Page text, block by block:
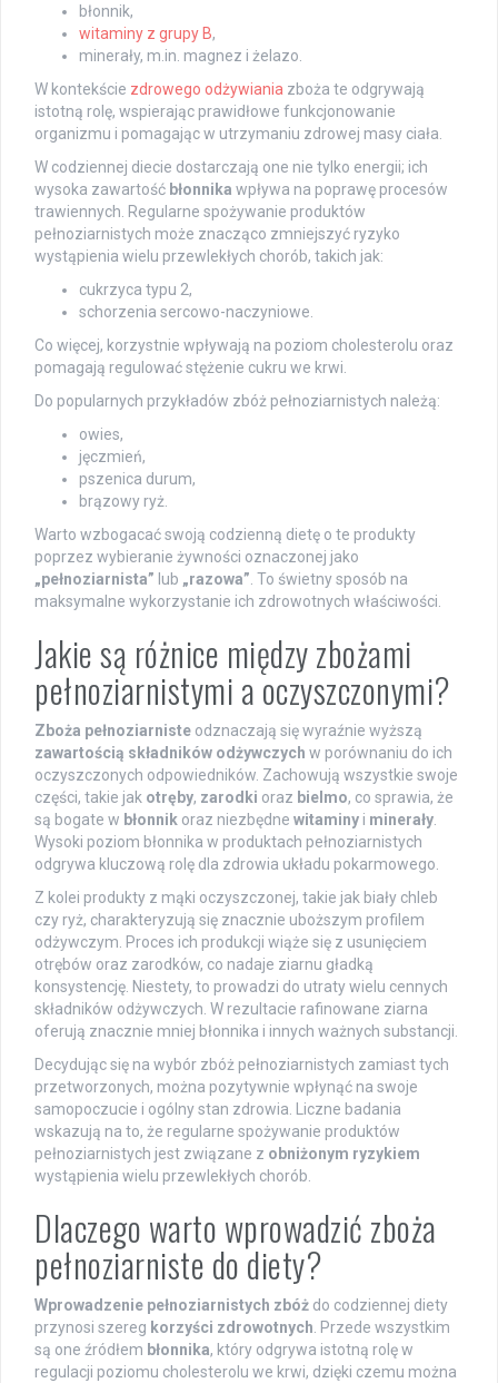
błonnik,
witaminy z grupy B,
minerały, m.in. magnez i żelazo.
W kontekście zdrowego odżywiania zboża te odgrywają
istotną rolę, wspierając prawidłowe funkcjonowanie
organizmu i pomagając w utrzymaniu zdrowej masy ciała.
W codziennej diecie dostarczają one nie tylko energii; ich
wysoka zawartość błonnika wpływa na poprawę procesów
trawiennych. Regularne spożywanie produktów
pełnoziarnistych może znacząco zmniejszyć ryzyko
wystąpienia wielu przewlekłych chorób, takich jak:
cukrzyca typu 2,
schorzenia sercowo-naczyniowe.
Co więcej, korzystnie wpływają na poziom cholesterolu oraz
pomagają regulować stężenie cukru we krwi.
Do popularnych przykładów zbóż pełnoziarnistych należą:
owies,
jęczmień,
pszenica durum,
brązowy ryż.
Warto wzbogacać swoją codzienną dietę o te produkty
poprzez wybieranie żywności oznaczonej jako
„pełnoziarnista” lub „razowa” . To świetny sposób na
maksymalne wykorzystanie ich zdrowotnych właściwości.
Jakie są różnice między zbożami
pełnoziarnistymi a oczyszczonymi?
Zboża pełnoziarniste odznaczają się wyraźnie wyższą
zawartością składników odżywczych w porównaniu do ich
oczyszczonych odpowiedników. Zachowują wszystkie swoje
części, takie jak otręby, zarodki oraz bielmo, co sprawia, że
są bogate w błonnik oraz niezbędne witaminy i minerały
Wysoki poziom błonnika w produktach pełnoziarnistych
odgrywa kluczową rolę dla zdrowia układu pokarmowego.
Z kolei produkty z mąki oczyszczonej, takie jak biały chleb
czy ryż, charakteryzują się znacznie uboższym profilem
odżywczym. Proces ich produkcji wiąże się z usunięciem
otrębów oraz zarodków, co nadaje ziarnu gładką
konsystencję. Niestety, to prowadzi do utraty wielu cennych
składników odżywczych. W rezultacie rafinowane ziarna
oferują znacznie mniej błonnika i innych ważnych substancji.
Decydując się na wybór zbóż pełnoziarnistych zamiast tych
przetworzonych, można pozytywnie wpłynąć na swoje
samopoczucie i ogólny stan zdrowia. Liczne badania
wskazują na to, że regularne spożywanie produktów
pełnoziarnistych jest związane z obniżonym ryzykiem
wystąpienia wielu przewlekłych chorób.
Dlaczego warto wprowadzić zboża
pełnoziarniste do diety?
Wprowadzenie pełnoziarnistych zbóż do codziennej diety
przynosi szereg korzyści zdrowotnych . Przede wszystkim
są one źródłem błonnika, który odgrywa istotną rolę w
regulacji poziomu cholesterolu we krwi, dzięki czemu można